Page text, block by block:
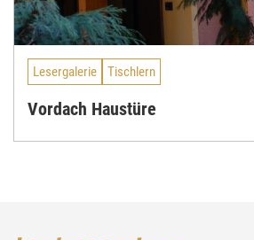
Lesergalerie Tischlern
Vordach Haustüre